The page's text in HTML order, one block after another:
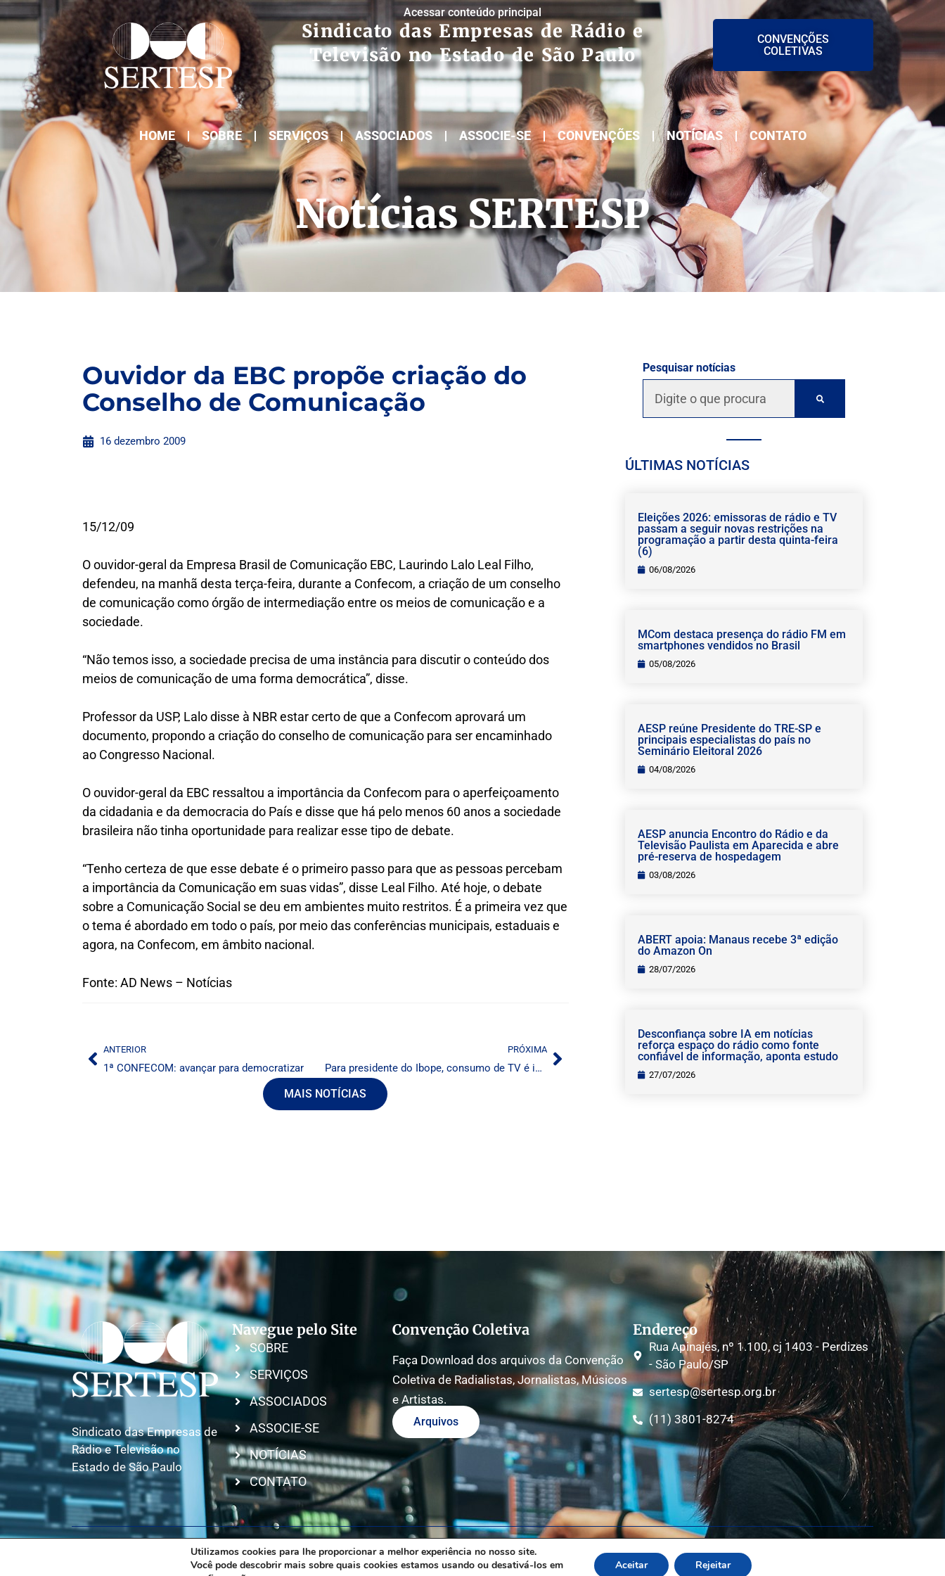
Acessar conteúdo principal
Sindicato das Empresas de Rádio e
Televisão no Estado de São Paulo
CONVENÇÕES
COLETIVAS
HOME SOBRE SERVIÇOS ASSOCIADOS ASSOCIE-SE CONVENÇÕES NOTÍCIAS CONTATO
Notícias SERTESP
Ouvidor da EBC propõe criação do
Conselho de Comunicação
16 dezembro 2009
15/12/09
O ouvidor-geral da Empresa Brasil de Comunicação EBC, Laurindo Lalo Leal Filho,
defendeu, na manhã desta terça-feira, durante a Confecom, a criação de um conselho
de comunicação como órgão de intermediação entre os meios de comunicação e a
sociedade.
“Não temos isso, a sociedade precisa de uma instância para discutir o conteúdo dos
meios de comunicação de uma forma democrática”, disse.
Professor da USP, Lalo disse à NBR estar certo de que a Confecom aprovará um
documento, propondo a criação do conselho de comunicação para ser encaminhado
ao Congresso Nacional.
O ouvidor-geral da EBC ressaltou a importância da Confecom para o aperfeiçoamento
da cidadania e da democracia do País e disse que há pelo menos 60 anos a sociedade
brasileira não tinha oportunidade para realizar esse tipo de debate.
“Tenho certeza de que esse debate é o primeiro passo para que as pessoas percebam
a importância da Comunicação em suas vidas”, disse Leal Filho. Até hoje, o debate
sobre a Comunicação Social se deu em ambientes muito restritos. É a primeira vez que
o tema é abordado em todo o país, por meio das conferências municipais, estaduais e
agora, na Confecom, em âmbito nacional.
Fonte: AD News – Notícias
ANTERIOR
1ª CONFECOM: avançar para democratizar
PRÓXIMA
Para presidente do Ibope, consumo de TV é instável
MAIS NOTÍCIAS
Pesquisar notícias
ÚLTIMAS NOTÍCIAS
Eleições 2026: emissoras de rádio e TV
passam a seguir novas restrições na
programação a partir desta quinta-feira
(6)
06/08/2026
MCom destaca presença do rádio FM em
smartphones vendidos no Brasil
05/08/2026
AESP reúne Presidente do TRE-SP e
principais especialistas do país no
Seminário Eleitoral 2026
04/08/2026
AESP anuncia Encontro do Rádio e da
Televisão Paulista em Aparecida e abre
pré-reserva de hospedagem
03/08/2026
ABERT apoia: Manaus recebe 3ª edição
do Amazon On
28/07/2026
Desconfiança sobre IA em notícias
reforça espaço do rádio como fonte
confiável de informação, aponta estudo
27/07/2026
Sindicato das Empresas de
Rádio e Televisão no
Estado de São Paulo
Navegue pelo Site
SOBRE
SERVIÇOS
ASSOCIADOS
ASSOCIE-SE
NOTÍCIAS
CONTATO
Convenção Coletiva
Faça Download dos arquivos da Convenção
Coletiva de Radialistas, Jornalistas, Músicos
e Artistas.
Arquivos
Endereço
Rua Apinajés, nº 1.100, cj 1403 - Perdizes
- São Paulo/SP
sertesp@sertesp.org.br
(11) 3801-8274
Copyright © 2026 SERTESP – Todos os direitos reservados
Política de Privacidade
Utilizamos cookies para lhe proporcionar a melhor experiência no nosso site.
Você pode descobrir mais sobre quais cookies estamos usando ou desativá-los em
Aceitar Rejeitar